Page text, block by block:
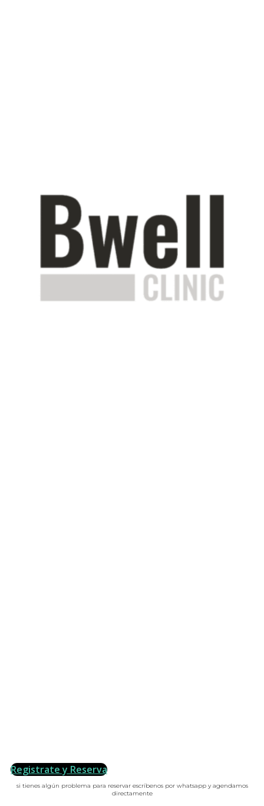
Registrate y Reserva
si tienes algún problema para reservar escríbenos por whatsapp y agendamos
directamente